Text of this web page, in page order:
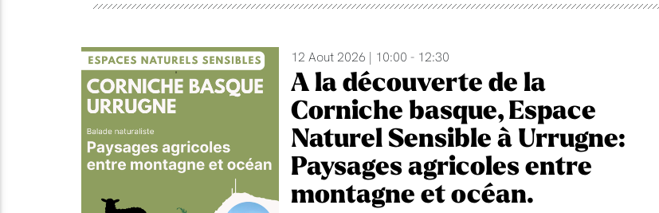
12 Aout 2026 | 10:00 - 12:30
A la découverte de la
Corniche basque, Espace
Naturel Sensible à Urrugne:
Paysages agricoles entre
montagne et océan.